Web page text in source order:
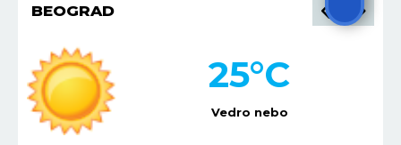
BEOGRAD
Vedro nebo
25°C